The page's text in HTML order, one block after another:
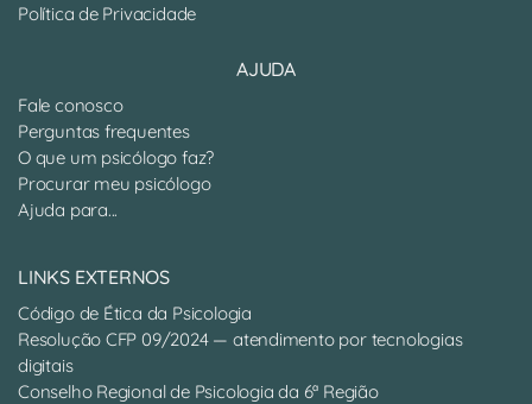
Política de Privacidade
AJUDA
Fale conosco
Perguntas frequentes
O que um psicólogo faz?
Procurar meu psicólogo
Ajuda para...
LINKS EXTERNOS
Código de Ética da Psicologia
Resolução CFP 09/2024 — atendimento por tecnologias
digitais
Conselho Regional de Psicologia da 6ª Região